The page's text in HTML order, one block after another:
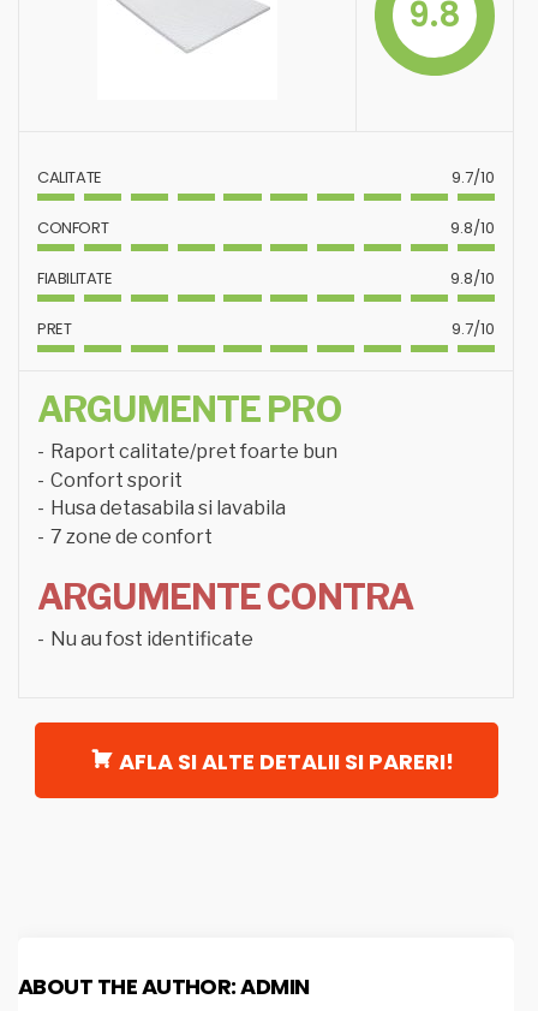
9.8
CALITATE 9.7/10
CONFORT 9.8/10
FIABILITATE 9.8/10
PRET 9.7/10
ARGUMENTE PRO
Raport calitate/pret foarte bun
Confort sporit
Husa detasabila si lavabila
7 zone de confort
ARGUMENTE CONTRA
Nu au fost identificate
AFLA SI ALTE DETALII SI PARERI!
ABOUT THE AUTHOR:ADMIN